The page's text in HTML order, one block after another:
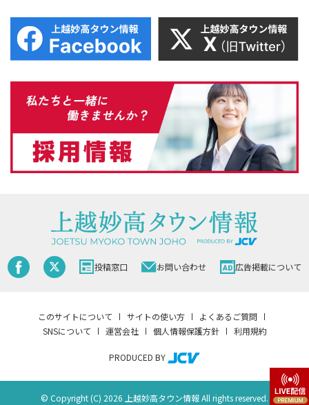
投稿窓口 お問い合わせ 広告掲載について
このサイトについて サイトの使い方
よくあるご質問
SNSについて
運営会社 個人情報保護方針 利用規約
PRODUCED BY
© Copyright (C) 2026 上越妙高タウン情報 All rights reserved.